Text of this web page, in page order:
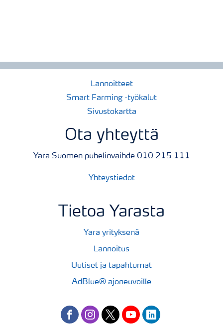
Lannoitteet
Smart Farming -työkalut
Sivustokartta
Ota yhteyttä
Yara Suomen puhelinvaihde 010 215 111
Yhteystiedot
Tietoa Yarasta
Yara yrityksenä
Lannoitus
Uutiset ja tapahtumat
AdBlue® ajoneuvoille
facebookinstagram
twitteryoutubelinkedin